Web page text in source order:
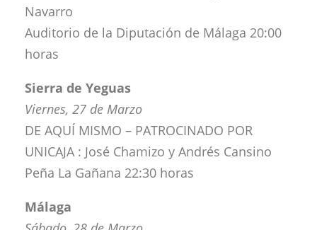
Navarro
Auditorio de la Diputación de Málaga 20:00
horas
Sierra de Yeguas
Viernes, 27 de Marzo
DE AQUÍ MISMO – PATROCINADO POR
UNICAJA : José Chamizo y Andrés Cansino
Peña La Gañana 22:30 horas
Málaga